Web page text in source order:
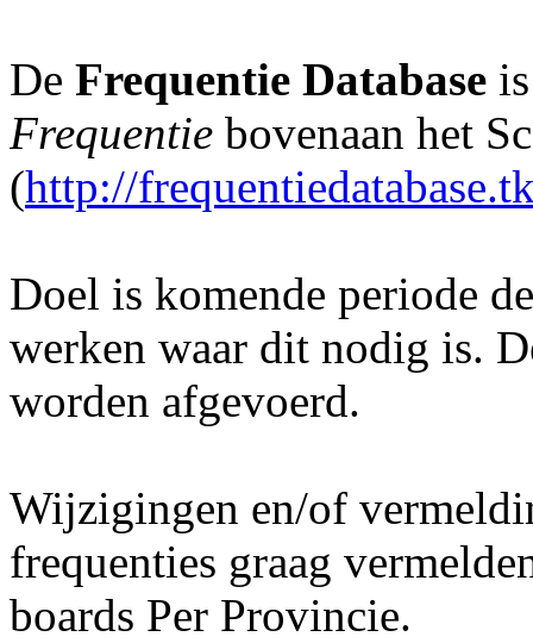
De Frequentie Database
Frequentie bovenaan het
(http://
Doel is komende periode
werken waar dit nodig is.
worden afgevoerd.
Wijzigingen en/of
frequenties graag
boards Per Provincie.